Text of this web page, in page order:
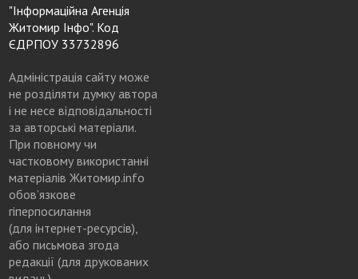
"Інформаційна Агенція
Житомир Інфо". Код
ЄДРПОУ 33732896
Адміністрація сайту може
не розділяти думку автора
і не несе відповідальності
за авторські матеріали.
При повному чи
частковому використанні
матеріалів Житомир.info
обов’язкове
гіперпосилання
(для інтернет-ресурсів),
або письмова згода
редакції (для друкованих